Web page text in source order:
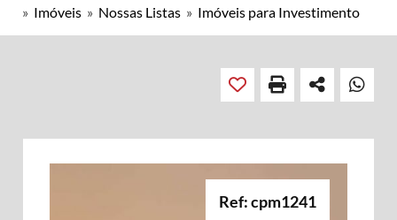
» Imóveis » Nossas Listas » Imóveis para Investimento
Ref: cpm1241